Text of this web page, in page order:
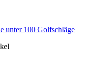
unter 100 Golfschläge